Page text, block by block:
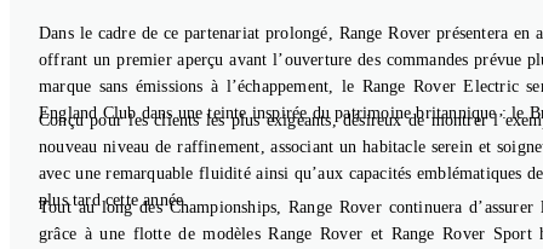
Dans le cadre de ce partenariat prolongé, Range Rover présentera
offrant un premier aperçu avant l’ouverture des commandes prévue
marque sans émissions à l’échappement, le Range Rover Electric
England Club dans une teinte inspirée du patrimoine britannique : le
Conçu pour les clients les plus exigeants, désireux de montrer
nouveau niveau de raffinement, associant un habitacle serein et
avec une remarquable fluidité ainsi qu’aux capacités emblématiques
plus tard cette année.
Tout au long des Championships, Range Rover continuera
grâce à une flotte de modèles Range Rover et Range Rover Sport